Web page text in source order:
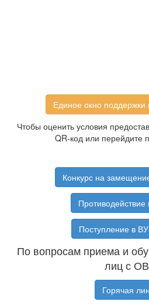
Единое окно
Чтобы оценить условия
QR-код или перейдите
Конкурс на
Противодействие
Поступление в
По вопросам приема и
лиц с
Горячая